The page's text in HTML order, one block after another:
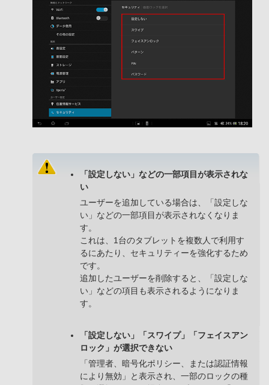
「設定しない」などの一部項目が表示されな
い
ユーザーを追加している場合は、「設定しな
い」などの一部項目が表示されなくなりま
す。
これは、1台のタブレットを複数人で利用す
るにあたり、セキュリティーを強化するため
です。
追加したユーザーを削除すると、「設定しな
い」などの項目も表示されるようになりま
す。
「設定しない」「スワイプ」「フェイスアン
ロック」が選択できない
「管理者、暗号化ポリシー、または認証情報
により無効」と表示され、一部のロックの種